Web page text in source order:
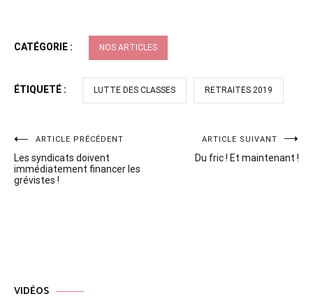
CATÉGORIE : NOS ARTICLES
ÉTIQUETÉ : LUTTE DES CLASSES RETRAITES 2019
Navigation
de
ARTICLE PRÉCÉDENT
Les syndicats doivent
immédiatement financer les
grévistes !
ARTICLE SUIVANT
Du fric ! Et maintenant !
VIDÉOS